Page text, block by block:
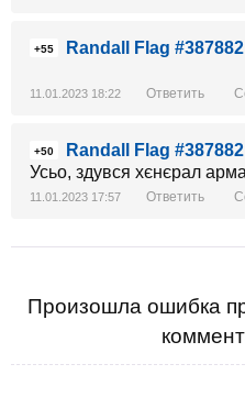
+55 Randall Flag #387882
11.01.2023 18:22 Ответить
+50
Randall Flag #387882
Усьо, здувся хєнєрал
11.01.2023 17:57 Ответить
Произошла ошибка